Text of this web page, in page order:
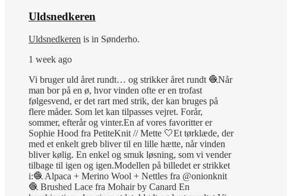
Uldsnedkeren
Uldsnedkeren is in Sønderho.
1 week ago
Vi bruger uld året rundt… og strikker året rundt 🧶Når
man bor på en ø, hvor vinden ofte er en trofast
følgesvend, er det rart med strik, der kan bruges på
flere måder. Som let kan tilpasses vejret. Forår,
sommer, efterår og vinter.En af vores favoritter er
Sophie Hood fra PetiteKnit // Mette 🤍Et tørklæde, der
med et enkelt greb bliver til en lille hætte, når vinden
bliver kølig. En enkel og smuk løsning, som vi vender
tilbage til igen og igen.Modellen på billedet er strikket
i:🧶 Alpaca + Merino Wool + Nettles fra @onionknit
🧶 Brushed Lace fra Mohair by Canard En